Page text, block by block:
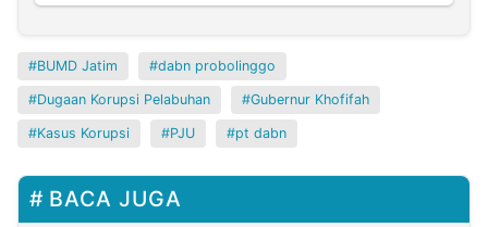
BUMD Jatim dabn probolinggo
Dugaan Korupsi Pelabuhan Gubernur Khofifah
Kasus Korupsi PJU pt dabn
BACA JUGA